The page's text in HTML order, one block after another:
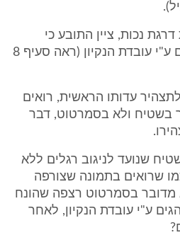
נכות, ציין התובע כי
מדובר בסמרטוט שהושם ע"י עובדת הנקיון (ראה סעיף 8
עדותו הראשית, רואים
בשטיח ולא בסמרטוט, דבר
שנועד לניגוב רגלים ללא
שרואים בתמונה שצורפה
מדובר בסמרטוט רצפה שהונח
ע"י עובדת הנקיון, לאחר